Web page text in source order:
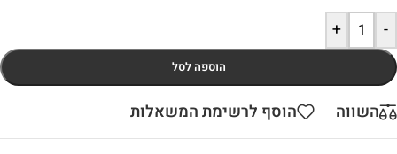
-
+
הוספה לסל
השווה הוסף לרשימת המשאלות